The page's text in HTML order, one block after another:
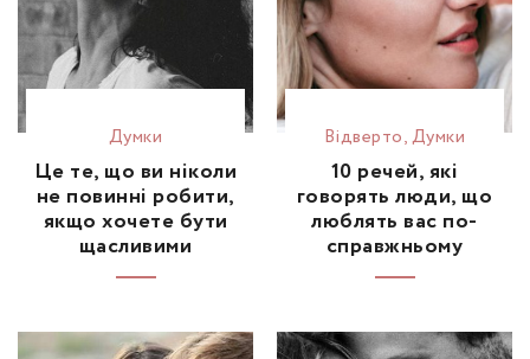
Думки
Це те, що ви ніколи
не повинні робити,
якщо хочете бути
щасливими
Відвертo,Думки
10 речей, які
говорять люди, що
люблять вас по-
справжньому